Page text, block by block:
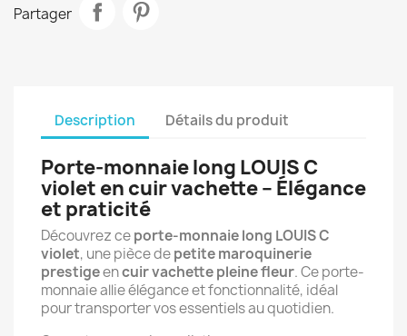
Partager
Description Détails du produit
Porte-monnaie long LOUIS C
violet en cuir vachette – Élégance
et praticité
Découvrez ceporte-monnaie long LOUIS C
violet, une pièce depetite maroquinerie
prestigeencuir vachette pleine fleur. Ce porte-
monnaie allie élégance et fonctionnalité, idéal
pour transporter vos essentiels au quotidien.